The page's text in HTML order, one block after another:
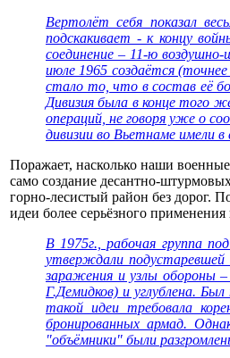
Вертолёт себя показал
подскакивает - к концу
соединение – 11-ю
июле 1965 создаётся
стало то, что в состав её
Дивизия была в конце того
операций, не говоря уже о
дивизии во Вьетнаме имели
Поражает, насколько наши
само создание десантно-
горно-лесистый район без дорог.
идеи более серьёзного
В 1975г., рабочая группа
утверждали
заражения и узлы обороны
Г.Демидков) и углублена.
такой идеи требовала
бронированных армад.
"объёмники" были